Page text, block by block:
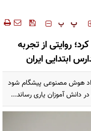
‍‍‍ پ پ
روایتی از تجربه
ابتدایی ایران
هوش مصنوعی پیشگام شود
دانش آموزان یاری رساند...